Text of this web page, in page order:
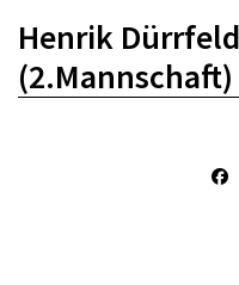
Henrik
(2.Mannschaft)